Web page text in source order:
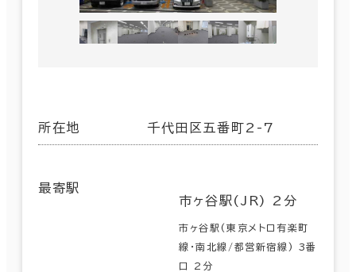
所在地 千代田区五番町2-7
最寄駅
市ヶ谷駅(JR) 2分
市ヶ谷駅(東京メトロ有楽町
線･南北線/都営新宿線) 3番
口 2分